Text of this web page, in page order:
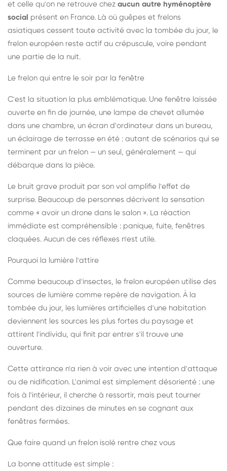
et celle qu'on ne retrouve chez aucun autre hyménoptère
social présent en France. Là où guêpes et frelons
asiatiques cessent toute activité avec la tombée du jour, le
frelon européen reste actif au crépuscule, voire pendant
une partie de la nuit.
Le frelon qui entre le soir par la fenêtre
C'est la situation la plus emblématique. Une fenêtre laissée
ouverte en fin de journée, une lampe de chevet allumée
dans une chambre, un écran d'ordinateur dans un bureau,
un éclairage de terrasse en été : autant de scénarios qui se
terminent par un frelon — un seul, généralement — qui
débarque dans la pièce.
Le bruit grave produit par son vol amplifie l'effet de
surprise. Beaucoup de personnes décrivent la sensation
comme « avoir un drone dans le salon ». La réaction
immédiate est compréhensible : panique, fuite, fenêtres
claquées. Aucun de ces réflexes n'est utile.
Pourquoi la lumière l'attire
Comme beaucoup d'insectes, le frelon européen utilise des
sources de lumière comme repère de navigation. À la
tombée du jour, les lumières artificielles d'une habitation
deviennent les sources les plus fortes du paysage et
attirent l'individu, qui finit par entrer s'il trouve une
ouverture.
Cette attirance n'a rien à voir avec une intention d'attaque
ou de nidification. L'animal est simplement désorienté : une
fois à l'intérieur, il cherche à ressortir, mais peut tourner
pendant des dizaines de minutes en se cognant aux
fenêtres fermées.
Que faire quand un frelon isolé rentre chez vous
La bonne attitude est simple :